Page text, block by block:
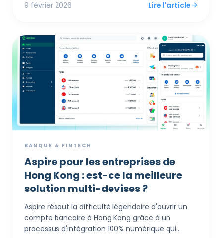
de société d'une entité à Hong Kong agit comme
restrictions géographiques, d'accéder au
bancaire multi-devises et de traiter les
transactions internationales sans accroc.
9 février 2026 Lire l'article
BANQUE & FINTECH
Aspire pour les entreprises de
Hong Kong : est-ce la meilleure
solution multi-devises ?
Aspire résout la difficulté légendaire d'ouvrir un
compte bancaire à Hong Kong grâce à un
processus d'intégration 100% numérique qui